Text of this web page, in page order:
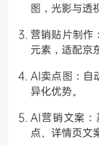
图，光影与透
营销贴片制作
元素，适配京
AI卖点图：自
异化优势。
AI营销文案
点、详情页文